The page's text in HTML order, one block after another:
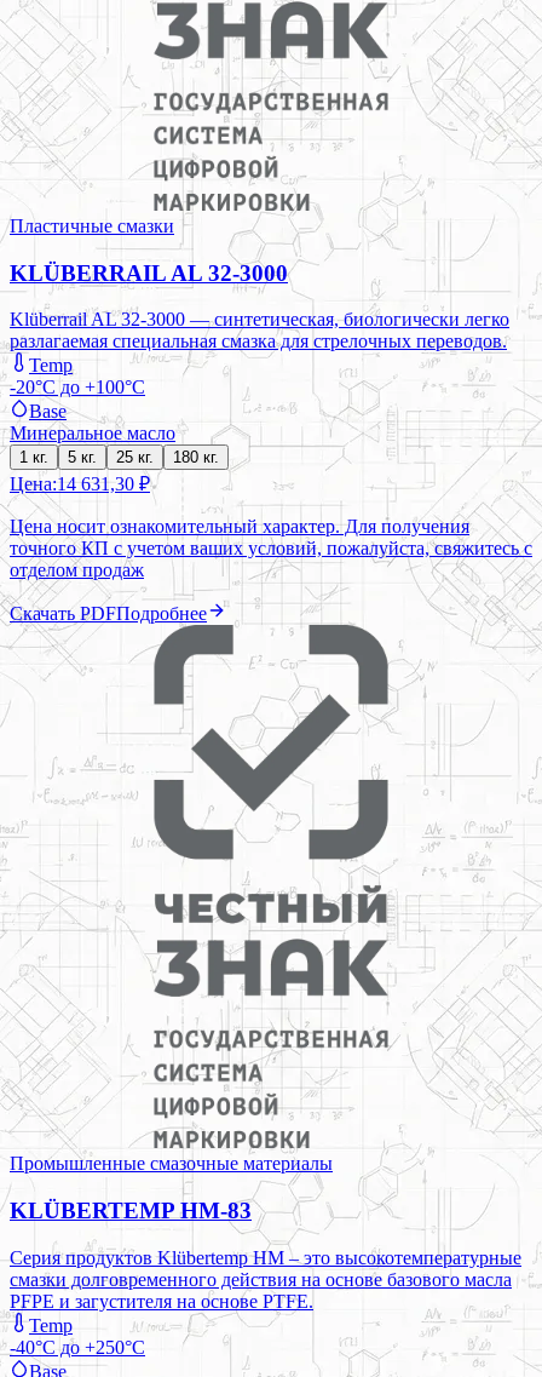
Пластичные смазки
KLÜBERRAIL AL 32-3000
Klüberrail AL 32-3000 — синтетическая, биологически легко
разлагаемая специальная смазка для стрелочных переводов.
Temp
-20°C до +100°C
Base
Минеральное масло
1 кг. 5 кг. 25 кг. 180 кг.
Цена:14 631,30 ₽
Цена носит ознакомительный характер. Для получения
точного КП с учетом ваших условий, пожалуйста, свяжитесь с
отделом продаж
Скачать PDFПодробнее
Промышленные смазочные материалы
KLÜBERTEMP HM-83
Серия продуктов Klübertemp HM – это высокотемпературные
смазки долговременного действия на основе базового масла
PFPE и загустителя на основе PTFE.
Temp
-40°C до +250°C
Base